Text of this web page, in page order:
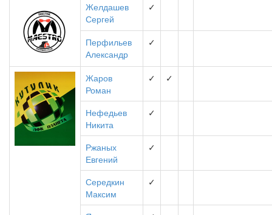
Желдашев
Сергей
✓
Перфильев
Александр
✓
Жаров
Роман
✓ ✓
Нефедьев
Никита
✓
Ржаных
Евгений
✓
Середкин
Максим
✓